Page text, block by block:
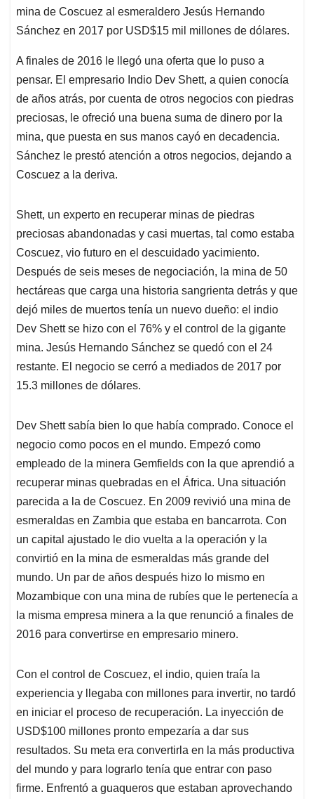
mina de Coscuez al esmeraldero Jesús Hernando
Sánchez en 2017 por USD$15 mil millones de dólares.
A finales de 2016 le llegó una oferta que lo puso a
pensar. El empresario Indio Dev Shett, a quien conocía
de años atrás, por cuenta de otros negocios con piedras
preciosas, le ofreció una buena suma de dinero por la
mina, que puesta en sus manos cayó en decadencia.
Sánchez le prestó atención a otros negocios, dejando a
Coscuez a la deriva.
Shett, un experto en recuperar minas de piedras
preciosas abandonadas y casi muertas, tal como estaba
Coscuez, vio futuro en el descuidado yacimiento.
Después de seis meses de negociación, la mina de 50
hectáreas que carga una historia sangrienta detrás y que
dejó miles de muertos tenía un nuevo dueño: el indio
Dev Shett se hizo con el 76% y el control de la gigante
mina. Jesús Hernando Sánchez se quedó con el 24
restante. El negocio se cerró a mediados de 2017 por
15.3 millones de dólares.
Dev Shett sabía bien lo que había comprado. Conoce el
negocio como pocos en el mundo. Empezó como
empleado de la minera Gemfields con la que aprendió a
recuperar minas quebradas en el África. Una situación
parecida a la de Coscuez. En 2009 revivió una mina de
esmeraldas en Zambia que estaba en bancarrota. Con
un capital ajustado le dio vuelta a la operación y la
convirtió en la mina de esmeraldas más grande del
mundo. Un par de años después hizo lo mismo en
Mozambique con una mina de rubíes que le pertenecía a
la misma empresa minera a la que renunció a finales de
2016 para convertirse en empresario minero.
Con el control de Coscuez, el indio, quien traía la
experiencia y llegaba con millones para invertir, no tardó
en iniciar el proceso de recuperación. La inyección de
USD$100 millones pronto empezaría a dar sus
resultados. Su meta era convertirla en la más productiva
del mundo y para lograrlo tenía que entrar con paso
firme. Enfrentó a guaqueros que estaban aprovechando